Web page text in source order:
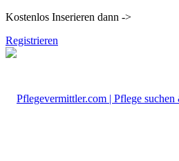
Kostenlos Inserieren dann ->
Registrieren